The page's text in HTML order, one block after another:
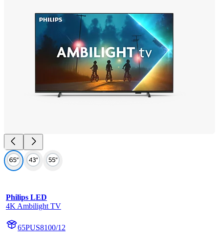
Philips LED
4K Ambilight TV
65PUS8100/12